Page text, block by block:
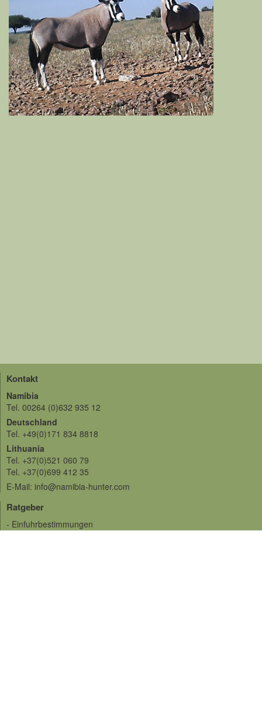
Kontakt
Namibia
Tel. 00264 (0)632 935 12
Deutschland
Tel. +49(0)171 834 8818
Lithuania
Tel. +37(0)521 060 79
Tel. +37(0)699 412 35
E-Mail: info@namibia-hunter.com
Ratgeber
- Einfuhrbestimmungen